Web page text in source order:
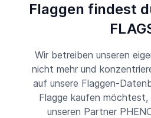
Flaggen findest
Wir betreiben unseren
nicht mehr und
auf unsere Flaggen-
Flagge kaufen
unseren Partner